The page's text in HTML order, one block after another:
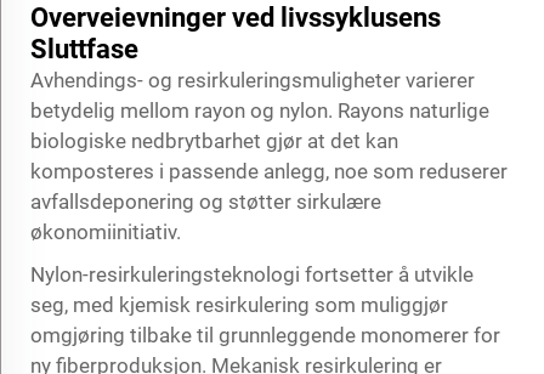
Overveievninger ved livssyklusens
Sluttfase
Avhendings- og resirkuleringsmuligheter varierer
betydelig mellom rayon og nylon. Rayons naturlige
biologiske nedbrytbarhet gjør at det kan
komposteres i passende anlegg, noe som reduserer
avfallsdeponering og støtter sirkulære
økonomiinitiativ.
Nylon-resirkuleringsteknologi fortsetter å utvikle
seg, med kjemisk resirkulering som muliggjør
omgjøring tilbake til grunnleggende monomerer for
ny fiberproduksjon. Mekanisk resirkulering er